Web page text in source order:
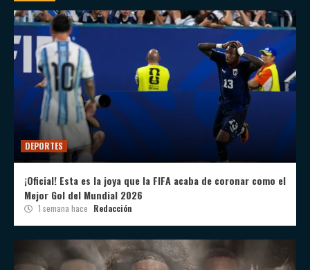
DEPORTES
¡Oficial! Esta es la joya que la FIFA acaba de coronar como el
Mejor Gol del Mundial 2026
1 semana hace Redacción